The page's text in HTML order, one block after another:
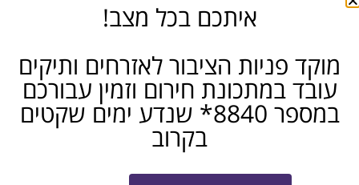
שליחה
לחזרה וצפיה בכל הקורסים לחצו כאן
איתכם בכל מצב!
מוקד פניות הציבור לאזרחים ותיקים
עובד במתכונת חירום וזמין עבורכם
במספר 8840* שנדע ימים שקטים
בקרוב